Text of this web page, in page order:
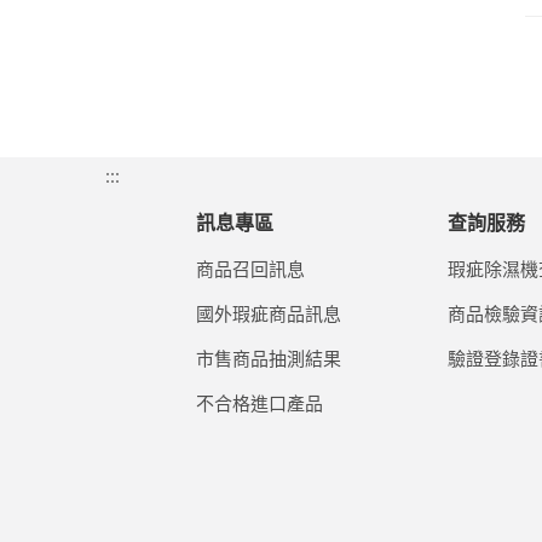
:::
訊息專區
商品召回訊息
國外瑕疵商品訊息
市售商品抽測結果
不合格進口產品
查詢服務
瑕疵除濕機
商品檢驗
驗證登錄